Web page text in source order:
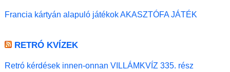
Francia kártyán alapuló játékok AKASZTÓFA JÁTÉK
RETRÓ KVÍZEK
Retró kérdések innen-onnan VILLÁMKVÍZ 335. rész